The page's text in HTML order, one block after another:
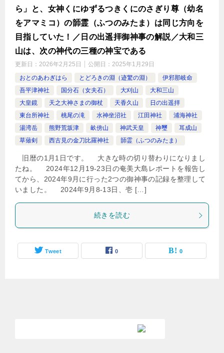
ら」と、女神くにゆずるつきくにのさぎり尊（幼名
をアマミコ）の韴霊（ふつのみたま）は同じ方向を
目指していた！／日の出遥拝御神事の解説／大和三
山は、次の神代の三種の神宝である
更新日： 2026年2月25日 公開日： 2025年1月29日
おとのあわぎはら
とどろきの淵（迹驚の淵）
伊邪那岐命
吾平津神社
国分石（女夫石） 大刈山
大和三山
大皇鏡
天之大神さまの御杖 天香久山
日の出遥拝
東台所神社
桃尾の滝 水神坐沼社 江田神社
浦海神社
湯湾岳
熊野荒坂津 畝傍山 神武天皇 神璽
耳成山
草薙剣
西古見の金刀比羅神社 韴霊（ふつのみたま）
旧暦の1月1日です。 大きな時の切り替わりになりまし
たね。 2024年12月19-23日の奄美大島レポートを報告し
てから、2024年9月に行った2つの御神事の記録を整理して
いました。 2024年9月8-13日、壱 […]
続きを読む
Tweet 0 0